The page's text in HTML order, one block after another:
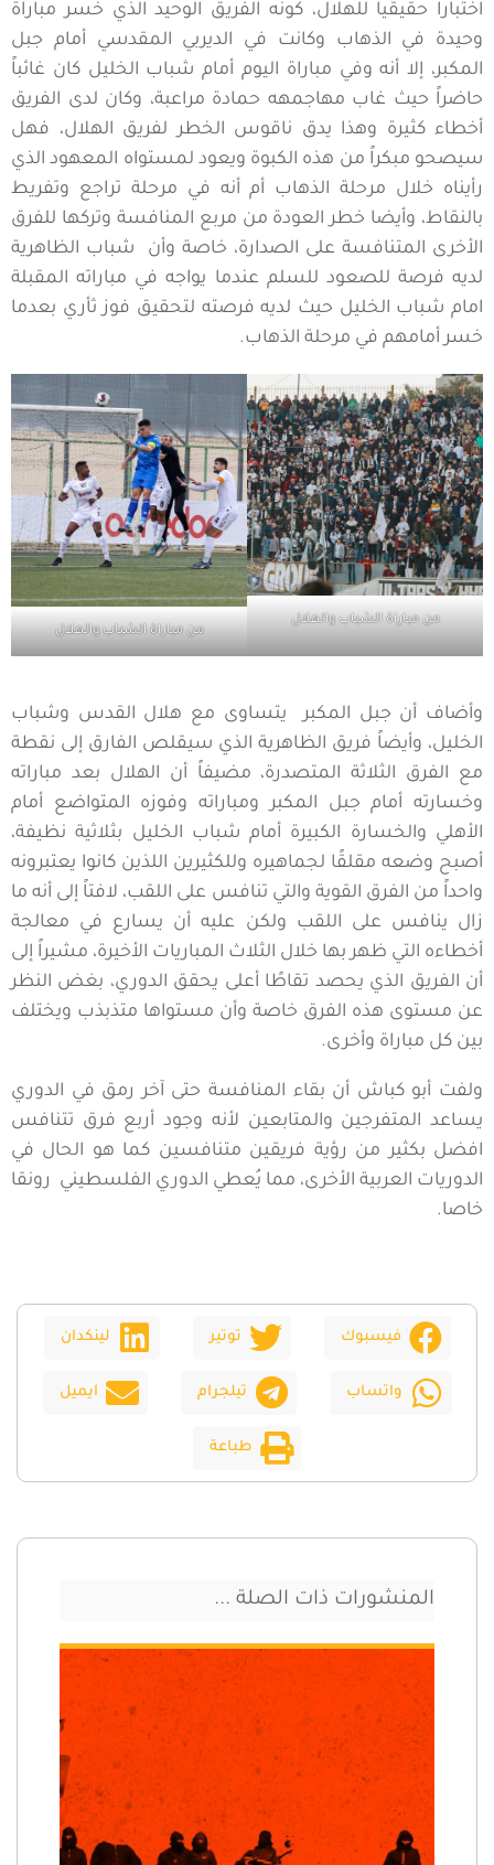
اختبارا حقيقياً للهلال، كونه الفريق الوحيد الذي خسر مباراة
وحيدة في الذهاب وكانت في الديربي المقدسي أمام جبل
المكبر، إلا أنه وفي مباراة اليوم أمام شباب الخليل كان غائباً
حاضراً حيث غاب مهاجمهه حمادة مراعبة، وكان لدى الفريق
أخطاء كثيرة وهذا يدق ناقوس الخطر لفريق الهلال، فهل
سيصحو مبكراً من هذه الكبوة ويعود لمستواه المعهود الذي
رأيناه خلال مرحلة الذهاب أم أنه في مرحلة تراجع وتفريط
بالنقاط، وأيضا خطر العودة من مربع المنافسة وتركها للفرق
الأخرى المتنافسة على الصدارة، خاصة وأن شباب الظاهرية
لديه فرصة للصعود للسلم عندما يواجه في مباراته المقبلة
امام شباب الخليل حيث لديه فرصته لتحقيق فوز ثأري بعدما
خسر أمامهم في مرحلة الذهاب.
من مباراة الشباب والهلال
من مباراة الشباب والهلال
وأضاف أن جبل المكبر يتساوى مع هلال القدس وشباب
الخليل، وأيضاً فريق الظاهرية الذي سيقلص الفارق إلى نقطة
مع الفرق الثلاثة المتصدرة، مضيفاً أن الهلال بعد مباراته
وخسارته أمام جبل المكبر ومباراته وفوزه المتواضع أمام
الأهلي والخسارة الكبيرة أمام شباب الخليل بثلاثية نظيفة،
أصبح وضعه مقلقًا لجماهيره وللكثيرين اللذين كانوا يعتبرونه
واحداً من الفرق القوية والتي تنافس على اللقب، لافتاً إلى أنه ما
زال ينافس على اللقب ولكن عليه أن يسارع في معالجة
أخطاءه التي ظهر بها خلال الثلاث المباريات الأخيرة، مشيراً إلى
أن الفريق الذي يحصد تقاطًا أعلى يحقق الدوري، بغض النظر
عن مستوى هذه الفرق خاصة وأن مستواها متذبذب ويختلف
بين كل مباراة وأخرى.
ولفت أبو كباش أن بقاء المنافسة حتى آخر رمق في الدوري
يساعد المتفرجين والمتابعين لأنه وجود أربع فرق تتنافس
افضل بكثير من رؤية فريقين متنافسين كما هو الحال في
الدوريات العربية الأخرى، مما يُعطي الدوري الفلسطيني رونقا
خاصا.
فيسبوك توتير لينكدان
واتساب تيلجرام ايميل
طباعة
المنشورات ذات الصلة ...